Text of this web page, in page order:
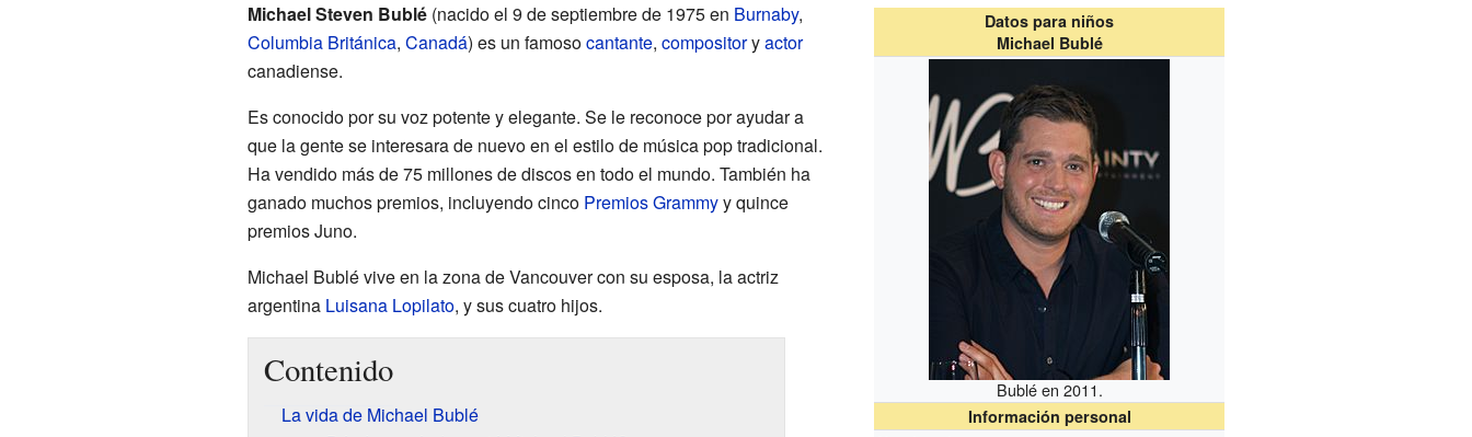
Datos para niños
Michael Bublé
Bublé en 2011.
Información personal
Michael Steven Bublé(nacido el 9 de septiembre de 1975 en Burnaby,
Columbia Británica, Canadá) es un famosocantante, compositoryactor
canadiense.
Es conocido por su voz potente y elegante. Se le reconoce por ayudar a
que la gente se interesara de nuevo en el estilo de música pop tradicional.
Ha vendido más de 75 millones de discos en todo el mundo. También ha
ganado muchos premios, incluyendo cinco Premios Grammyy quince
premios Juno.
Michael Bublé vive en la zona de Vancouver con su esposa, la actriz
argentina Luisana Lopilato, y sus cuatro hijos.
Contenido
La vida de Michael Bublé